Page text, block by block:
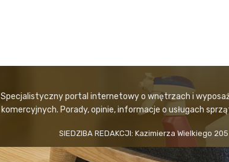
Specjalistyczny portal internetowy o wnętrzach i
komercyjnych. Porady, opinie, informacje o usługach
SIEDZIBA REDAKCJI: Kazimierza Wielkiego